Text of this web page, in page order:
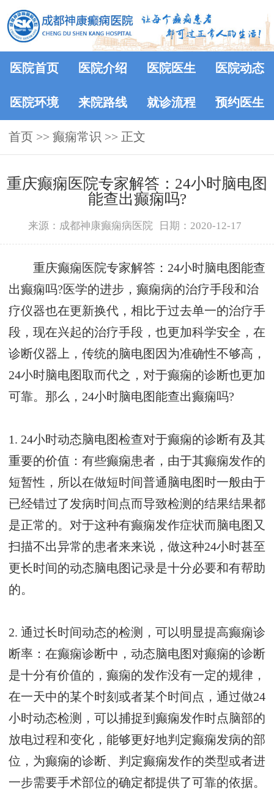
医院首页 医院介绍 医院医生 医院动态
医院环境 来院路线 就诊流程 预约医生
首页 >> 癫痫常识 >> 正文
重庆癫痫医院专家解答：24小时脑电图
能查出癫痫吗?
来源：成都神康癫痫病医院 日期：2020-12-17
重庆癫痫医院专家解答：24小时脑电图能查
出癫痫吗?医学的进步，癫痫病的治疗手段和治
疗仪器也在更新换代，相比于过去单一的治疗手
段，现在兴起的治疗手段，也更加科学安全，在
诊断仪器上，传统的脑电图因为准确性不够高，
24小时脑电图取而代之，对于癫痫的诊断也更加
可靠。那么，24小时脑电图能查出癫痫吗?
1. 24小时动态脑电图检查对于癫痫的诊断有及其
重要的价值：有些癫痫患者，由于其癫痫发作的
短暂性，所以在做短时间普通脑电图时一般由于
已经错过了发病时间点而导致检测的结果结果都
是正常的。对于这种有癫痫发作症状而脑电图又
扫描不出异常的患者来来说，做这种24小时甚至
更长时间的动态脑电图记录是十分必要和有帮助
的。
2. 通过长时间动态的检测，可以明显提高癫痫诊
断率：在癫痫诊断中，动态脑电图对癫痫的诊断
是十分有价值的，癫痫的发作没有一定的规律，
在一天中的某个时刻或者某个时间点，通过做24
小时动态检测，可以捕捉到癫痫发作时点脑部的
放电过程和变化，能够更好地判定癫痫发病的部
位，为癫痫的诊断、判定癫痫发作的类型或者进
一步需要手术部位的确定都提供了可靠的依据。